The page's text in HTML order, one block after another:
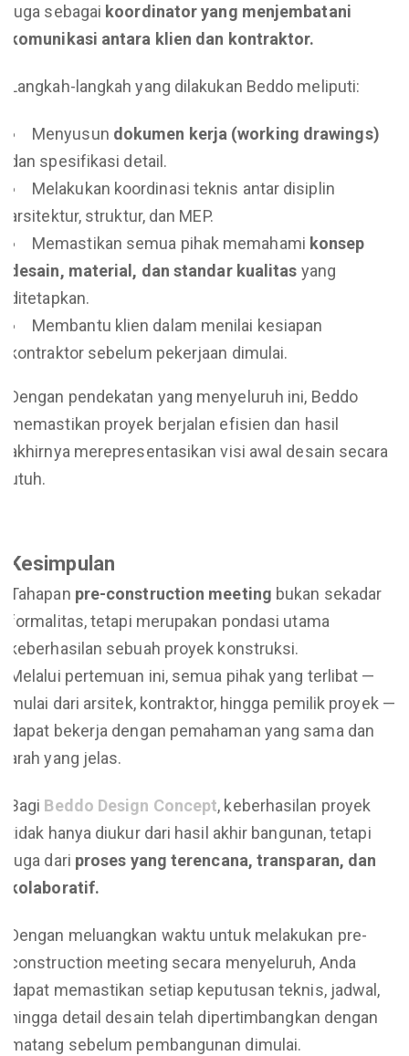
juga sebagai koordinator yang menjembatani
komunikasi antara klien dan kontraktor.
Langkah-langkah yang dilakukan Beddo meliputi:
Menyusun dokumen kerja (working drawings)
dan spesifikasi detail.
Melakukan koordinasi teknis antar disiplin
arsitektur, struktur, dan MEP.
Memastikan semua pihak memahami konsep
desain, material, dan standar kualitas yang
ditetapkan.
Membantu klien dalam menilai kesiapan
kontraktor sebelum pekerjaan dimulai.
Dengan pendekatan yang menyeluruh ini, Beddo
memastikan proyek berjalan efisien dan hasil
akhirnya merepresentasikan visi awal desain secara
utuh.
Kesimpulan
Tahapan pre-construction meeting bukan sekadar
formalitas, tetapi merupakan pondasi utama
keberhasilan sebuah proyek konstruksi.
Melalui pertemuan ini, semua pihak yang terlibat —
mulai dari arsitek, kontraktor, hingga pemilik proyek —
dapat bekerja dengan pemahaman yang sama dan
arah yang jelas.
Bagi Beddo Design Concept, keberhasilan proyek
tidak hanya diukur dari hasil akhir bangunan, tetapi
juga dari proses yang terencana, transparan, dan
kolaboratif.
Dengan meluangkan waktu untuk melakukan pre-
construction meeting secara menyeluruh, Anda
dapat memastikan setiap keputusan teknis, jadwal,
hingga detail desain telah dipertimbangkan dengan
matang sebelum pembangunan dimulai.